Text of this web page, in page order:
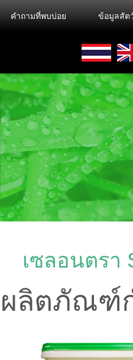
คำถามที่พบบ่อย ข้อมูลสัต
เซลอนตรา
ผลิตภัณฑ์